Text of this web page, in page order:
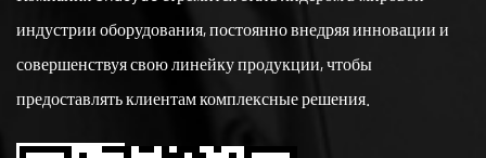
индустрии оборудования, постоянно внедряя инновации и
совершенствуя свою линейку продукции, чтобы
предоставлять клиентам комплексные решения.